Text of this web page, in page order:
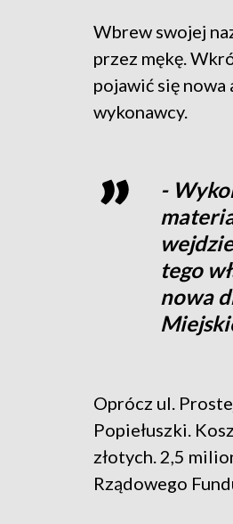
Wbrew swojej
przez mękę.
pojawić się
wykonawcy.
-
tego
nowa
Oprócz ul.
Popiełuszki.
złotych. 2,5
Rządowego